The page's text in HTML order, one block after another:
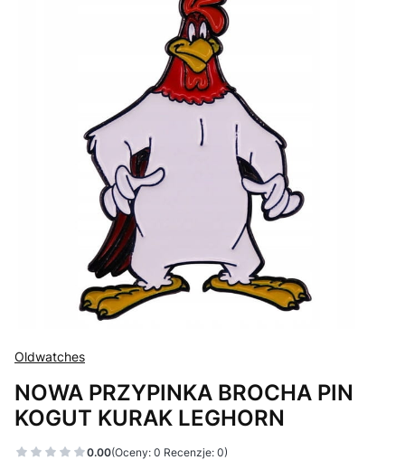
Oldwatches
NOWA PRZYPINKA BROCHA PIN
KOGUT KURAK LEGHORN
0.00(Oceny: 0 Recenzje: 0)